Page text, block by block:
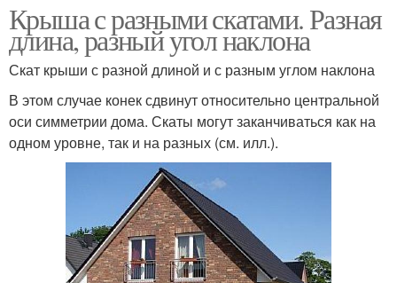
Крыша с разными скатами. Разная
длина, разный угол наклона
Скат крыши с разной длиной и с разным углом наклона
В этом случае конек сдвинут относительно центральной
оси симметрии дома. Скаты могут заканчиваться как на
одном уровне, так и на разных (см. илл.).